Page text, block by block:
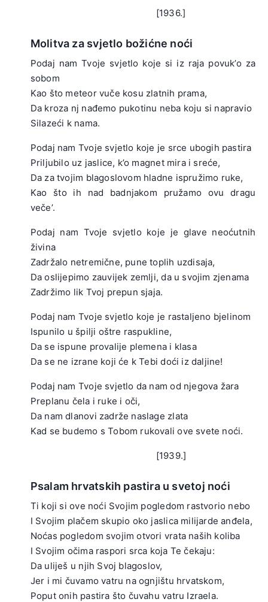
[1936.]
Molitva za svjetlo božićne noći
Podaj nam Tvoje svjetlo koje si iz raja povuk’o za
sobom
Kao što meteor vuče kosu zlatnih prama,
Da kroza nj nađemo pukotinu neba koju si napravio
Silazeći k nama.
Podaj nam Tvoje svjetlo koje je srce ubogih pastira
Priljubilo uz jaslice, k’o magnet mira i sreće,
Da za tvojim blagoslovom hladne ispružimo ruke,
Kao što ih nad badnjakom pružamo ovu dragu
veče’.
Podaj nam Tvoje svjetlo koje je glave neoćutnih
živina
Zadržalo netremične, pune toplih uzdisaja,
Da oslijepimo zauvijek zemlji, da u svojim zjenama
Zadržimo lik Tvoj prepun sjaja.
Podaj nam Tvoje svjetlo koje je rastaljeno bjelinom
Ispunilo u špilji oštre raspukline,
Da se ispune provalije plemena i klasa
Da se ne izrane koji će k Tebi doći iz daljine!
Podaj nam Tvoje svjetlo da nam od njegova žara
Preplanu čela i ruke i oči,
Da nam dlanovi zadrže naslage zlata
Kad se budemo s Tobom rukovali ove svete noći.
[1939.]
Psalam hrvatskih pastira u svetoj noći
Ti koji si ove noći Svojim pogledom rastvorio nebo
I Svojim plačem skupio oko jaslica milijarde anđela,
Noćas pogledom svojim otvori vrata naših koliba
I Svojim očima raspori srca koja Te čekaju:
Da uliješ u njih Svoj blagoslov,
Jer i mi čuvamo vatru na ognjištu hrvatskom,
Poput onih pastira što čuvahu vatru Izraela.